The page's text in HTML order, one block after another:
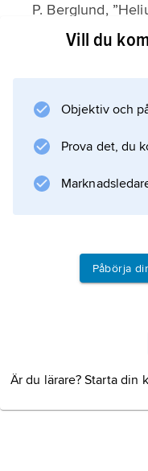
P. Berglund,
temperaturer”,
Vill du
Objektiv och
Prova det, du
Påbörja
Är du lärare? Starta din